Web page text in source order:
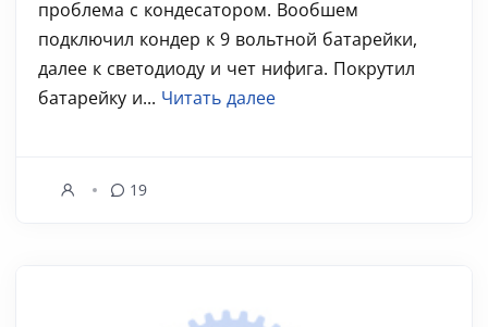
проблема с кондесатором. Вообшем
подключил кондер к 9 вольтной батарейки,
далее к светодиоду и чет нифига. Покрутил
батарейку и... Читать далее
19